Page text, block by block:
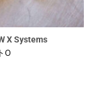
X Systems
O